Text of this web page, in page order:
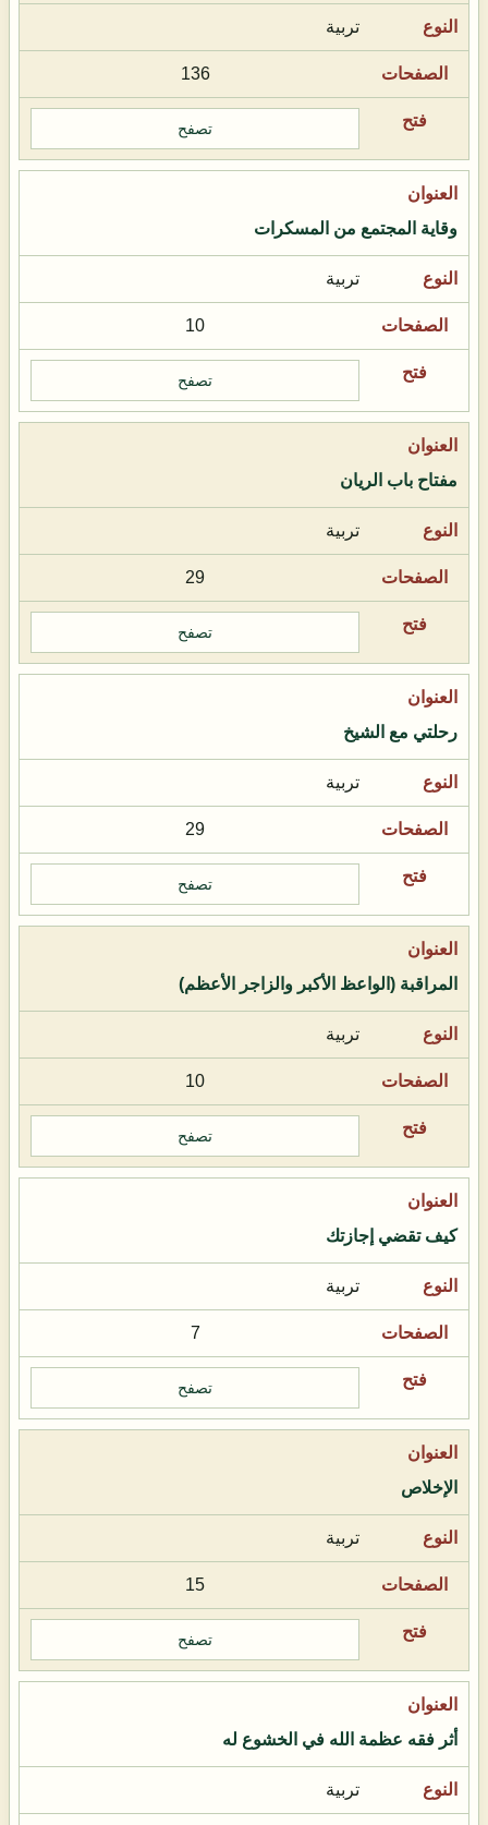
تربية
136
تصفح
وقاية المجتمع من المسكرات
تربية
10
تصفح
مفتاح باب الريان
تربية
29
تصفح
رحلتي مع الشيخ
تربية
29
تصفح
المراقبة (الواعظ الأكبر والزاجر الأعظم)
تربية
10
تصفح
كيف تقضي إجازتك
تربية
7
تصفح
الإخلاص
تربية
15
تصفح
أثر فقه عظمة الله في الخشوع له
تربية